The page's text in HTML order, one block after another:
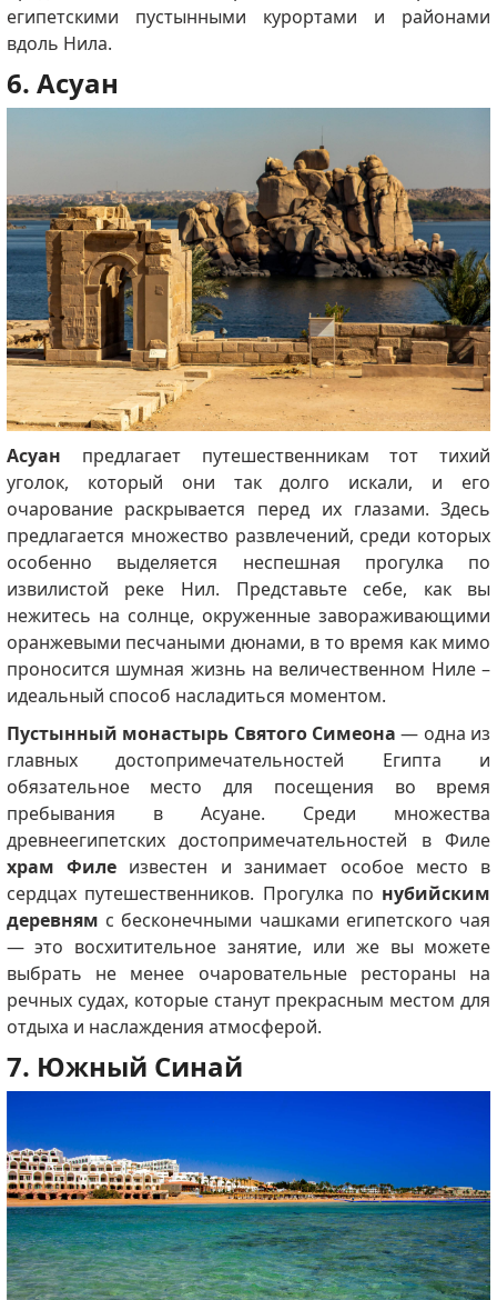
египетскими пустынными курортами и районами
вдоль Нила.
6. Асуан
Асуан предлагает путешественникам тот тихий
уголок, который они так долго искали, и его
очарование раскрывается перед их глазами. Здесь
предлагается множество развлечений, среди которых
особенно выделяется неспешная прогулка по
извилистой реке Нил. Представьте себе, как вы
нежитесь на солнце, окруженные завораживающими
оранжевыми песчаными дюнами, в то время как мимо
проносится шумная жизнь на величественном Ниле –
идеальный способ насладиться моментом.
Пустынный монастырь Святого Симеона — одна из
главных достопримечательностей Египта и
обязательное место для посещения во время
пребывания в Асуане. Среди множества
древнеегипетских достопримечательностей в Филе
храм Филе известен и занимает особое место в
сердцах путешественников. Прогулка по нубийским
деревням с бесконечными чашками египетского чая
— это восхитительное занятие, или же вы можете
выбрать не менее очаровательные рестораны на
речных судах, которые станут прекрасным местом для
отдыха и наслаждения атмосферой.
7. Южный Синай